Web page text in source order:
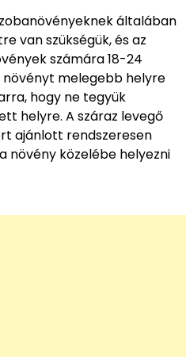
általában
van szükségük, és az
számára 18-24
növényt melegebb helyre
hogy ne tegyük
helyre. A száraz levegő
ajánlott rendszeresen
növény közelébe helyezni